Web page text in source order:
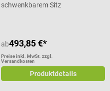
schwenkbarem Sitz
ab493,85 €*
Preise inkl. MwSt. zzgl.
Versandkosten
Produktdetails